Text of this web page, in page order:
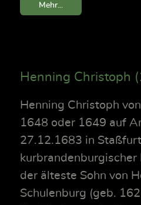
Mehr...
Henning Christoph
Henning Christoph
1648 oder 1649 auf
27.12.1683 in
der älteste Sohn von
Schulenburg (geb.